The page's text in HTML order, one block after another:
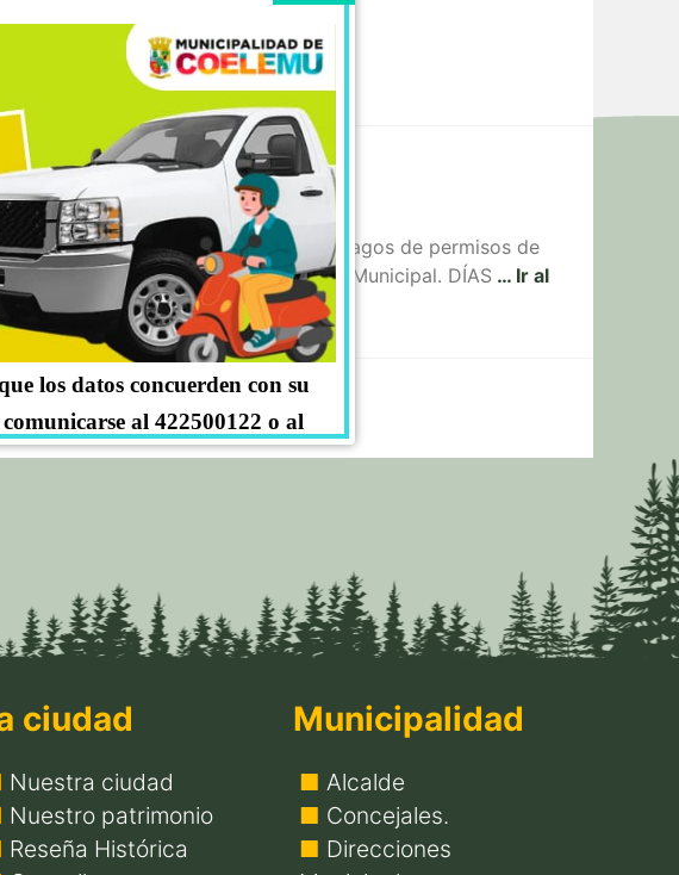
NOTICIAS
CIRCULACIÓN
de Tránsito informa horarios para pagos de permisos de
el lugar de atención será el Teatro Municipal. DÍAS … Ir al
ciudad
Nuestra ciudad
Nuestro patrimonio
Reseña Histórica
Municipalidad
Alcalde
Concejales.
Direcciones
los datos concuerden con su
al 422500122 o al